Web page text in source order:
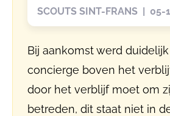
SCOUTS SINT-FRANS | 05-
Bij aankomst werd
concierge boven het
door het verblijf moet om
betreden, dit staat niet in